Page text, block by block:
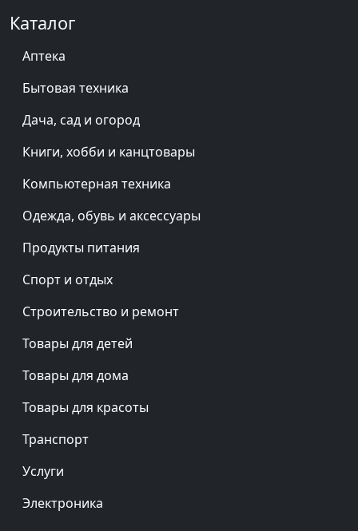
Каталог
Аптека
Бытовая техника
Дача, сад и огород
Книги, хобби и канцтовары
Компьютерная техника
Одежда, обувь и аксессуары
Продукты питания
Спорт и отдых
Строительство и ремонт
Товары для детей
Товары для дома
Товары для красоты
Транспорт
Услуги
Электроника